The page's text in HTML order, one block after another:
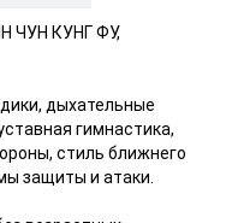
ЧУН КУНГ ФУ,
дыхательные
гимнастика,
стиль ближнего
защиты и атаки.